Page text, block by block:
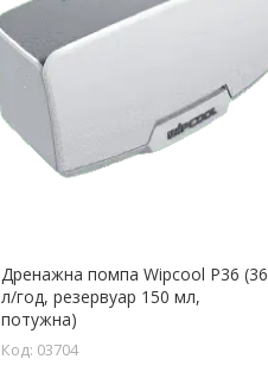
Дренажна помпа Wipcool P36 (36
л/год, резервуар 150 мл,
потужна)
03704